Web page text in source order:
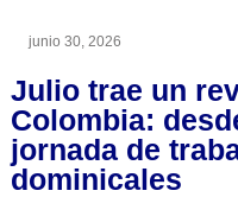
junio 30, 2026
Julio trae un
Colombia:
jornada de
dominicales